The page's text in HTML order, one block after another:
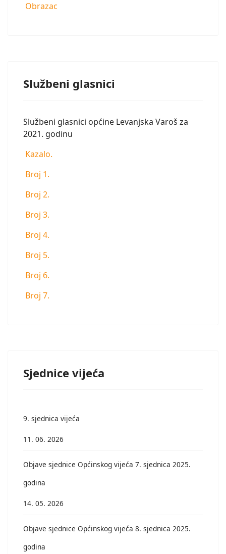
Obrazac
Službeni glasnici
Službeni glasnici općine Levanjska Varoš za
2021. godinu
Kazalo.
Broj 1.
Broj 2.
Broj 3.
Broj 4.
Broj 5.
Broj 6.
Broj 7.
Sjednice vijeća
9. sjednica vijeća
11. 06. 2026
Objave sjednice Općinskog vijeća 7. sjednica 2025.
godina
14. 05. 2026
Objave sjednice Općinskog vijeća 8. sjednica 2025.
godina